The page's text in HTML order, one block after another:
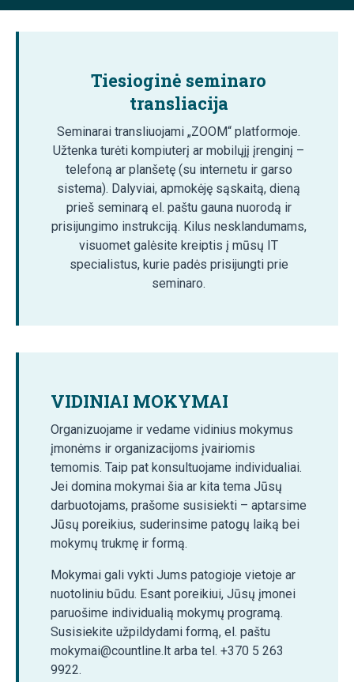
Tiesioginė seminaro
transliacija
Seminarai transliuojami „ZOOM“ platformoje.
Užtenka turėti kompiuterį ar mobilųjį įrenginį –
telefoną ar planšetę (su internetu ir garso
sistema). Dalyviai, apmokėję sąskaitą, dieną
prieš seminarą el. paštu gauna nuorodą ir
prisijungimo instrukciją. Kilus nesklandumams,
visuomet galėsite kreiptis į mūsų IT
specialistus, kurie padės prisijungti prie
seminaro.
VIDINIAI MOKYMAI
Organizuojame ir vedame vidinius mokymus
įmonėms ir organizacijoms įvairiomis
temomis. Taip pat konsultuojame individualiai.
Jei domina mokymai šia ar kita tema Jūsų
darbuotojams, prašome susisiekti – aptarsime
Jūsų poreikius, suderinsime patogų laiką bei
mokymų trukmę ir formą.
Mokymai gali vykti Jums patogioje vietoje ar
nuotoliniu būdu. Esant poreikiui, Jūsų įmonei
paruošime individualią mokymų programą.
Susisiekite užpildydami formą, el. paštu
mokymai@countline.lt arba tel. +370 5 263
9922.